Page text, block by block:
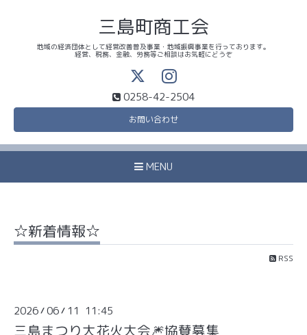
三島町商工会
地域の経済団体として経営改善普及事業・地域振興事業を行っております。
経営、税務、金融、労務等ご相談はお気軽にどうぞ
0258-42-2504
お問い合わせ
MENU
☆新着情報☆
RSS
2026/06/ 11 11:45
三島まつり大花火大会🎆協賛募集